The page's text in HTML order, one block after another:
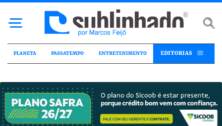
PLANETA PASSATEMPO ENTRETENIMENTO EDITORIAS